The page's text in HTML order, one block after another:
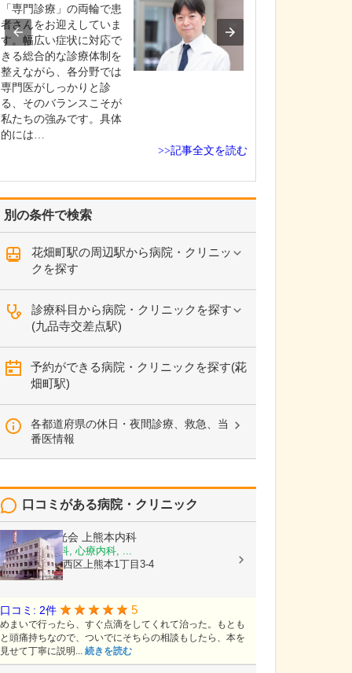
別の条件で検索
花畑町駅の周辺駅から病院・クリニッ
クを探す
診療科目から病院・クリニックを探す
(九品寺交差点駅)
予約ができる病院・クリニックを探す(花
畑町駅)
各都道府県の休日・夜間診療、救急、当
番医情報
口コミがある病院・クリニック
医療法人陽光会 上熊本内科
内科, 神経内科, 心療内科, ...
熊本県熊本市西区上熊本1丁目3-4
口コミ: 2件 5
めまいで行ったら、すぐ点滴をしてくれて治った。もとも
と頭痛持ちなので、ついでにそちらの相談もしたら、本を
見せて丁寧に説明... 続きを読む
「専門診療」の両輪で患
者さんをお迎えしていま
す。幅広い症状に対応で
きる総合的な診療体制を
整えながら、各分野では
専門医がしっかりと診
る、そのバランスこそが
私たちの強みです。具体
的には…
>>記事全文を読む